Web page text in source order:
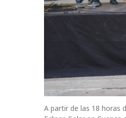
A partir de las 18 horas